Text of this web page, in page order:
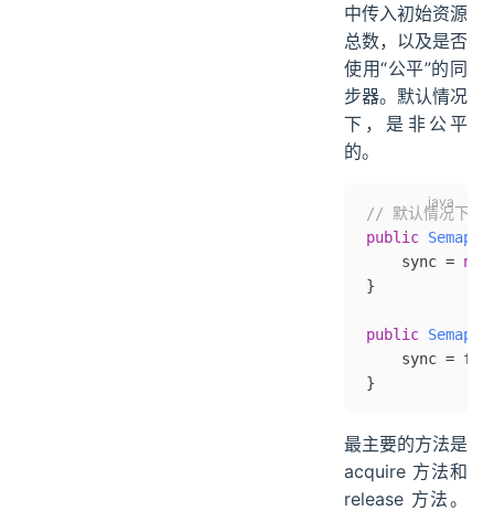
中传入初始资源
总数，以及是否
使用“公平”的同
步器。默认情况
下，是非公平
的。
// 默认情况下使
public
    sync
= new
}
public
    sync
=
}
最主要的方法是
acquire 方法和
release 方法。